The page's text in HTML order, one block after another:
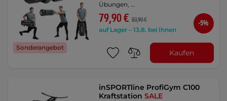
Sonderangebot
Übungen, …
79,90 € 83,90 €
auf Lager – 13.8. bei Ihnen
-5%
Kaufen
inSPORTline ProfiGym C100
KraftstationSALE